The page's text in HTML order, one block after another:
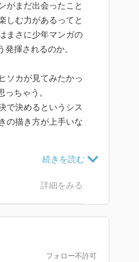
がまだ出会ったこと
しむ力があるってと
まさに少年マンガの
揮されるのか。
ソカが見てみたかっ
ちゃう。
で決めるというシス
の描き方が上手いな
ことだね。
詳細をみる
フォロー不許可